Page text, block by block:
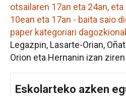
otsailaren 17an eta 24an,
10ean eta 17an - baita saio
paper kategoriari
Legazpin, Lasarte-Orian,
Orion eta Hernanin izan
Eskolarteko azken